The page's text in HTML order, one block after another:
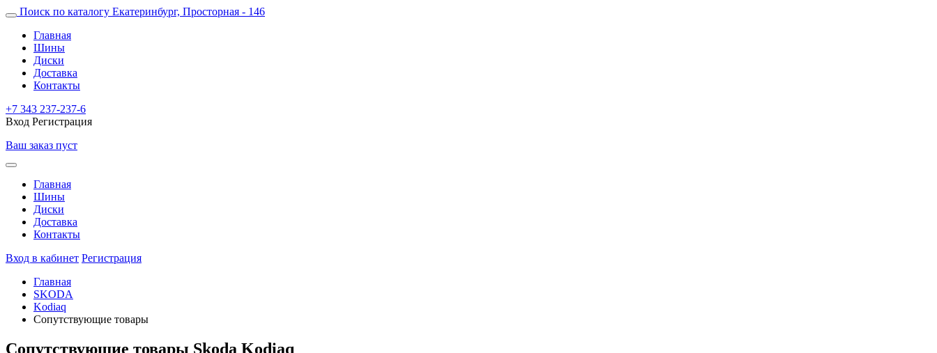
Поиск по каталогу Екатеринбург, Просторная - 146
Главная
Шины
Диски
Доставка
Контакты
+7 343 237-237-6
Вход Регистрация
Ваш заказ пуст
Главная
Шины
Диски
Доставка
Контакты
Вход в кабинет Регистрация
Главная
SKODA
Kodiaq
Сопутствующие товары
Сопутствующие товары Skoda Kodiaq